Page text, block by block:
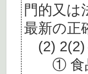
門的又は
最新の正
(2) 2(2)
① 食品